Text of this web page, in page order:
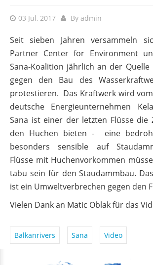
03 Jul, 2017 By admin
Seit sieben Jahren versammeln
Partner Center for Environment
Sana-Koalition jährlich an der Quelle
gegen den Bau des
protestieren. Das Kraftwerk wird
deutsche Energieunternehmen
Sana ist einer der letzten Flüsse
den Huchen bieten - eine
besonders sensible auf
Flüsse mit Huchenvorkommen
tabu sein für den Staudammbau.
ist ein Umweltverbrechen gegen den
Vielen Dank an Matic Oblak für das
Balkanrivers Sana Video